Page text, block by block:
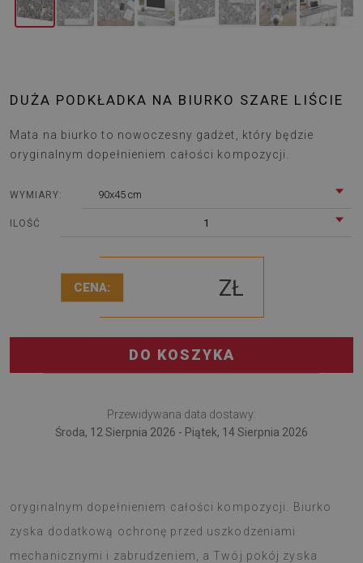
DUŻA PODKŁADKA NA BIURKO SZARE LIŚCIE
Mata na biurko to nowoczesny gadżet, który będzie
oryginalnym dopełnieniem całości kompozycji.
WYMIARY: 90x45 cm
ILOŚĆ 1
CENA: ZŁ
DO KOSZYKA
Przewidywana data dostawy:
Środa, 12 Sierpnia 2026 - Piątek, 14 Sierpnia 2026
oryginalnym dopełnieniem całości kompozycji. Biurko
zyska dodatkową ochronę przed uszkodzeniami
mechanicznymi i zabrudzeniem, a Twój pokój zyska